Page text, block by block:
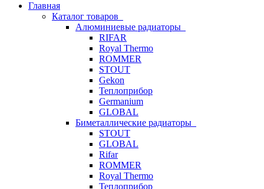
Главная
Каталог товаров
Алюминиевые радиаторы
RIFAR
Royal Thermo
ROMMER
STOUT
Gekon
Теплоприбор
Germanium
GLOBAL
Биметаллические радиаторы
STOUT
GLOBAL
Rifar
ROMMER
Royal Thermo
Теплоприбор